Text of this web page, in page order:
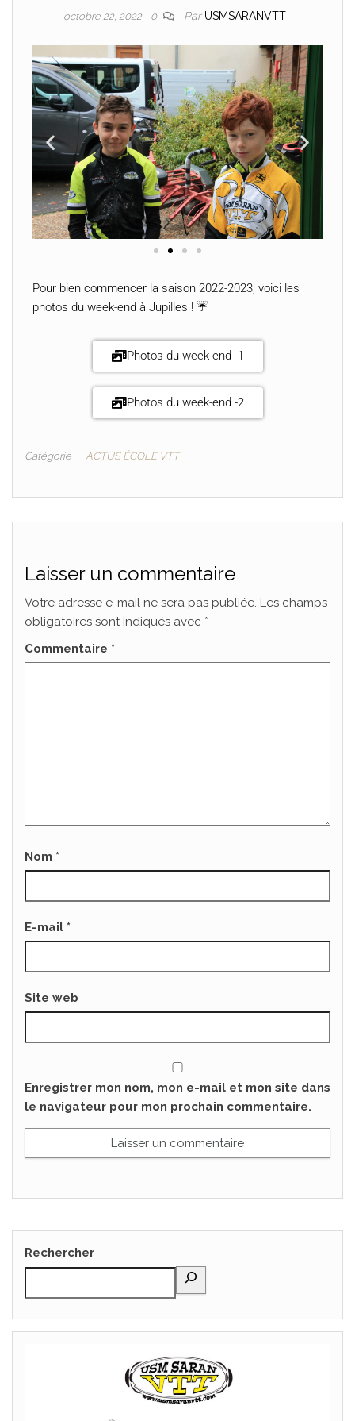
octobre 22, 2022 0 Par USMSARANVTT
Pour bien commencer la saison 2022-2023, voici les
photos du week-end à Jupilles ! ☔️
Photos du week-end -1
Photos du week-end -2
Catégorie ACTUS ÉCOLE VTT
Laisser un commentaire
Votre adresse e-mail ne sera pas publiée. Les champs
obligatoires sont indiqués avec *
Commentaire *
Nom *
E-mail *
Site web
Enregistrer mon nom, mon e-mail et mon site dans
le navigateur pour mon prochain commentaire.
Rechercher